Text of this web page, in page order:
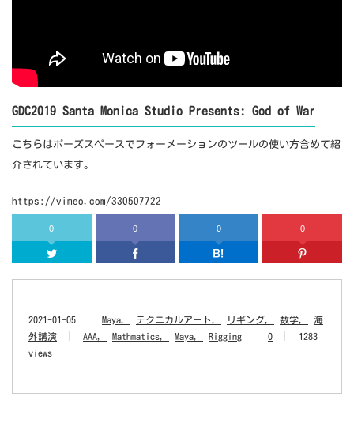
GDC2019 Santa Monica Studio Presents: God of War
こちらはポーズスペースでフォーメーションのツールの使い方含めて紹
介されています。
https://vimeo.com/330507722
0
Twitter
0
Facebook
0
はてなブッ
0
2021-01-05 Maya テクニカルアート リギング 数学
海
外講演
AAA Mathmatics Maya Rigging 0
1283
views